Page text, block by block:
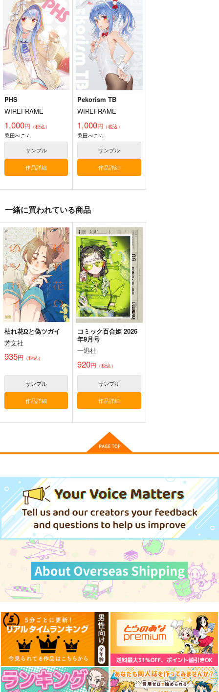
PHS
WIREFRAME
1,000円 （税込）
兎田ぺこら
サンプル
作品詳細
Pekorism TB
WIREFRAME
1,000円 （税込）
兎田ぺこら
サンプル
作品詳細
一緒に買われている商品
枯れ花Ωと偽ツガイ
芳文社
935円 （税込）
サンプル
作品詳細
コミック百合姫 2026
年9月号
一迅社
920円 （税込）
サンプル
作品詳細